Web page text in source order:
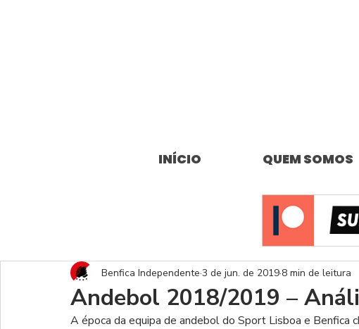
INÍCIO QUEM SOMOS
Andebol 2018/2019 –
Benfica Independente 3 de jun. de 2019 8 min de leitura
A época da equipa de andebol do Sport Lisboa e Benfica